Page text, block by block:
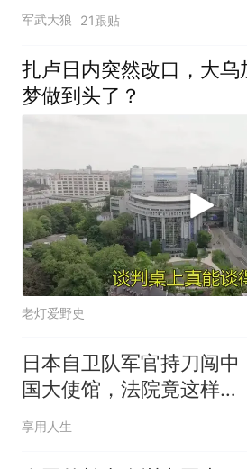
军武大狼 21跟贴
扎卢日内突然改口，大乌
梦做到头了？
老灯爱野史
日本自卫队军官持刀闯中
国大使馆，法院竟这样
判？
享用人生